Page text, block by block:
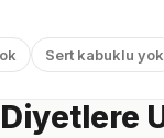
Sert kabuklu yok
Diyetlere